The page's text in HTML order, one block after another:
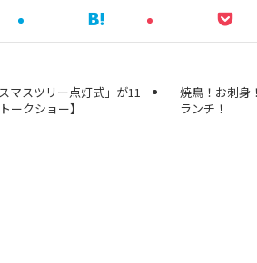
マスツリー点灯式」が11
ークショー】
焼鳥！お刺身
ランチ！